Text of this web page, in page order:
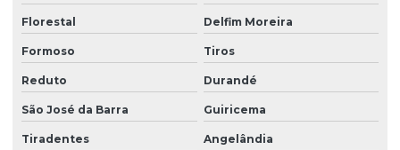
Florestal Delfim Moreira
Formoso Tiros
Reduto Durandé
São José da Barra Guiricema
Tiradentes Angelândia